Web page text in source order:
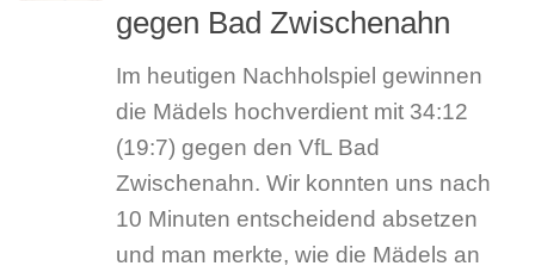
gegen Bad Zwischenahn
Im heutigen Nachholspiel gewinnen
die Mädels hochverdient mit 34:12
(19:7) gegen den VfL Bad
Zwischenahn. Wir konnten uns nach
10 Minuten entscheidend absetzen
und man merkte, wie die Mädels an